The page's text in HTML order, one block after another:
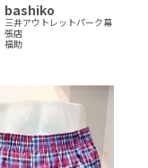
bashiko
三井アウトレットパーク幕
張店
福助